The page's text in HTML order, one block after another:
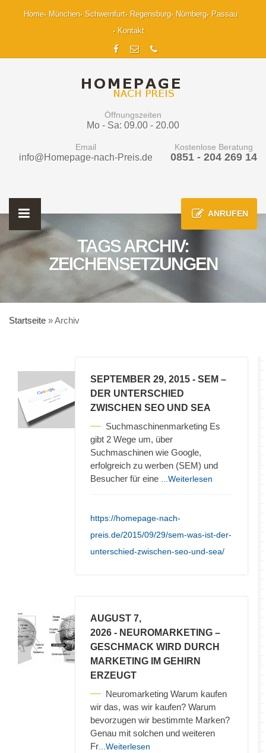
Home München Schweinfurt Regensburg Nürnberg
Passau
Kontakt
Öffnungszeiten
Mo - Sa: 09.00 - 20.00
Email
info@Homepage-nach-Preis.de
Kostenlose Beratung
0851 - 204 269 14
ANRUFEN
TAGS ARCHIV:
ZEICHENSETZUNGEN
Startseite »Archiv
SEPTEMBER 29, 2015 - SEM –
DER UNTERSCHIED
ZWISCHEN SEO UND SEA
Suchmaschinenmarketing Es
gibt 2 Wege um, über
Suchmaschinen wie Google,
erfolgreich zu werben (SEM) und
Besucher für eine
...Weiterlesen
https://homepage-nach-
preis.de/2015/09/29/sem-was-ist-der-
unterschied-zwischen-seo-und-sea/
AUGUST 7,
2026 - NEUROMARKETING –
GESCHMACK WIRD DURCH
MARKETING IM GEHIRN
ERZEUGT
Neuromarketing Warum kaufen
wir das, was wir kaufen? Warum
bevorzugen wir bestimmte Marken?
Genau mit solchen und weiteren
Fr ...Weiterlesen